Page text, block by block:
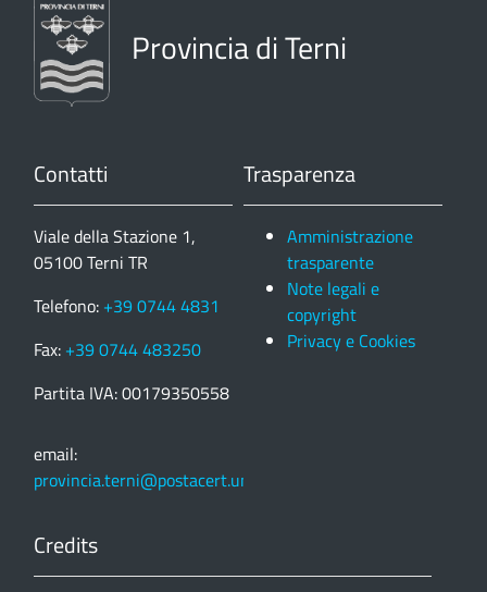
Provincia di Terni
Contatti
Viale della Stazione 1,
05100 Terni TR
Telefono: +39 0744 4831
Fax: +39 0744 483250
Partita IVA: 00179350558
email:
provincia.terni@postacert.umbria.it
Trasparenza
Amministrazione
trasparente
Note legali e
copyright
Privacy e Cookies
Credits